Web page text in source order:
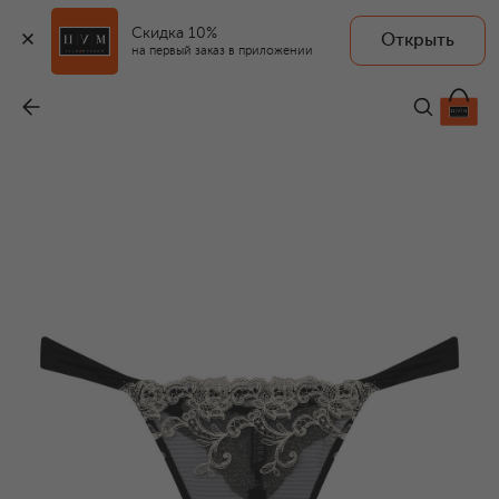
Скидка 10%
на первый заказ в приложении
Открыть
AMBRA